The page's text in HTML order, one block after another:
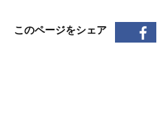
このページをシェア